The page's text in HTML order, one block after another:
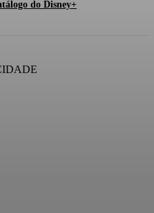
do Disney+